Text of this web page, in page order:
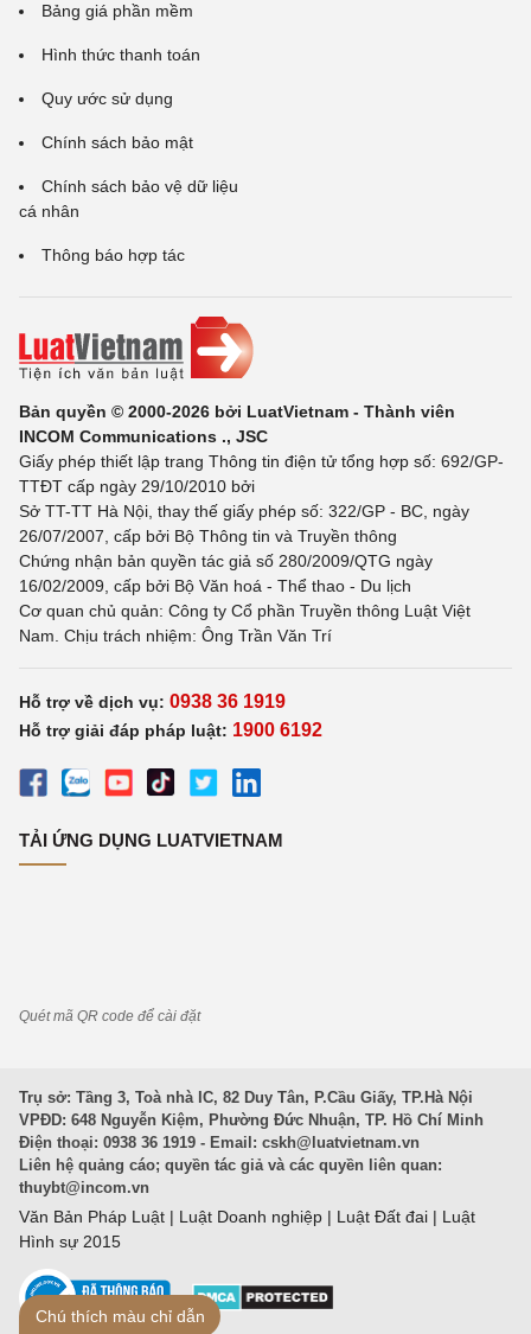
Bảng giá phần mềm
Hình thức thanh toán
Quy ước sử dụng
Chính sách bảo mật
Chính sách bảo vệ dữ liệu
cá nhân
Thông báo hợp tác
Bản quyền © 2000-2026 bởi LuatVietnam - Thành viên
INCOM Communications ., JSC
Giấy phép thiết lập trang Thông tin điện tử tổng hợp số: 692/GP-
TTĐT cấp ngày 29/10/2010 bởi
Sở TT-TT Hà Nội, thay thế giấy phép số: 322/GP - BC, ngày
26/07/2007, cấp bởi Bộ Thông tin và Truyền thông
Chứng nhận bản quyền tác giả số 280/2009/QTG ngày
16/02/2009, cấp bởi Bộ Văn hoá - Thể thao - Du lịch
Cơ quan chủ quản: Công ty Cổ phần Truyền thông Luật Việt
Nam. Chịu trách nhiệm: Ông Trần Văn Trí
Hỗ trợ về dịch vụ: 0938 36 1919
Hỗ trợ giải đáp pháp luật: 1900 6192
TẢI ỨNG DỤNG LUATVIETNAM
Quét mã QR code để cài đặt
Trụ sở: Tầng 3, Toà nhà IC, 82 Duy Tân, P.Cầu Giấy, TP.Hà Nội
VPĐD: 648 Nguyễn Kiệm, Phường Đức Nhuận, TP. Hồ Chí Minh
Điện thoại: 0938 36 1919 - Email: cskh@luatvietnam.vn
Liên hệ quảng cáo; quyền tác giả và các quyền liên quan:
thuybt@incom.vn
Văn Bản Pháp Luật | Luật Doanh nghiệp | Luật Đất đai | Luật
Hình sự 2015
Chú thích màu chỉ dẫn